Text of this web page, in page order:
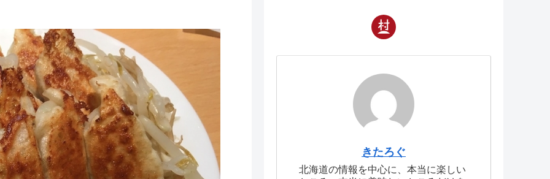
きたろぐ
北海道の情報を中心に、本当に楽しい